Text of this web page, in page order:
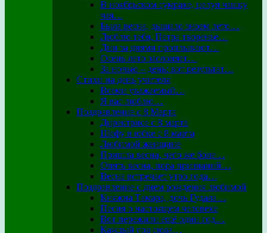
В ноябрьском сумраке, целуя чашку
чая…
Была весна, дышало зноем лето…
Люблю тебя, Петра творенье…
Дни за днями проплывают…
Осень лето заслоняет…
За ночью – день: вот результат…
Стихи на день учителя
Всеми уважаемый…
Я вас люблю…
Поздравление с 8 Марта
Директрисе с 8 марта
Шефу в юбке с 8 марта
Любимой женщине
Пришла весна, чего же боле…
Опять весна, пора признаний…
Весна встречает утро года…
Поздравление с днем рождения любимой
Княжна Тамара, дочь Гудала…
Песня о настоящем человеке
Вот пережили ещё один год…
Каждый год сюда…